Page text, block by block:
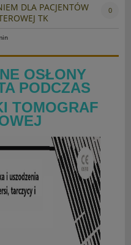
DLA PACJENTÓW
TK
0
OSŁONY
PODCZAS
TOMOGRAF